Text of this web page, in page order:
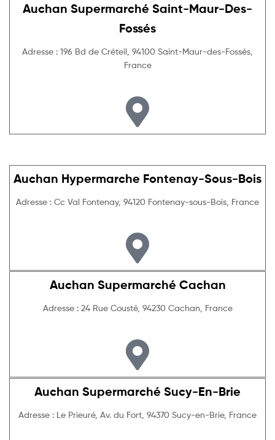
Auchan Supermarché Saint-Maur-Des-
Fossés
Adresse : 196 Bd de Créteil, 94100 Saint-Maur-des-Fossés,
France
Auchan Hypermarche Fontenay-Sous-Bois
Adresse : Cc Val Fontenay, 94120 Fontenay-sous-Bois, France
Auchan Supermarché Cachan
Adresse : 24 Rue Cousté, 94230 Cachan, France
Auchan Supermarché Sucy-En-Brie
Adresse : Le Prieuré, Av. du Fort, 94370 Sucy-en-Brie, France